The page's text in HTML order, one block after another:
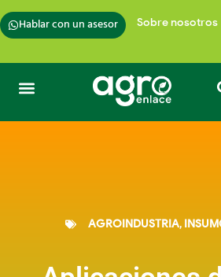
Hablar con un asesor Sobre nosotros
AGROINDUSTRIA,